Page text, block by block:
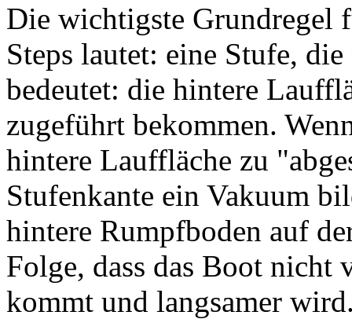
Die wichtigste Grundregel
Steps lautet: eine Stufe,
bedeutet: die hintere
zugeführt bekommen.
hintere Lauffläche zu
Stufenkante ein Vakuum
hintere Rumpfboden auf
Folge, dass das Boot nicht
kommt und langsamer